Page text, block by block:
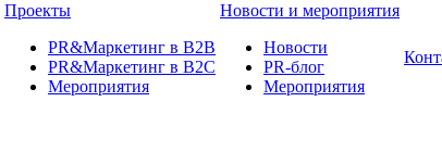
Проекты
PR&Маркетинг в B2B
PR&Маркетинг в B2C
Мероприятия
Новости и мероприятия
Новости
PR-блог
Мероприятия